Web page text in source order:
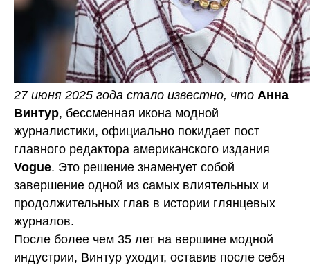
27 июня 2025 года стало известно, что Анна
Винтур, бессменная икона модной
журналистики, официально покидает пост
главного редактора американского издания
Vogue. Это решение знаменует собой
завершение одной из самых влиятельных и
продолжительных глав в истории глянцевых
журналов.
После более чем 35 лет на вершине модной
индустрии, Винтур уходит, оставив после себя